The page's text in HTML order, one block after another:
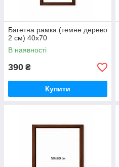
Багетна рамка (темне дерево
2 см) 40х70
В наявності
390 ₴
Купити